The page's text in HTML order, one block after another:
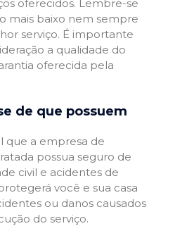
oferecidos. Lembre-se
mais baixo nem sempre
serviço. É importante
a qualidade do
oferecida pela
de que possuem
que a empresa de
possua seguro de
civil e acidentes de
você e sua casa
ou danos causados
do serviço.